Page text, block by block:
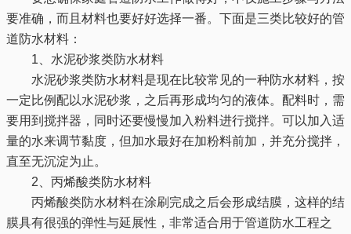
要准确，而且材料也要好好选择一番。下面是三类比较好的管
道防水材料：
1、水泥砂浆类防水材料
水泥砂浆类防水材料是现在比较常见的一种防水材料，按
一定比例配以水泥砂浆，之后再形成均匀的液体。配料时，需
要用到搅拌器，同时还要慢慢加入粉料进行搅拌。可以加入适
量的水来调节黏度，但加水最好在加粉料前加，并充分搅拌，
直至无沉淀为止。
2、丙烯酸类防水材料
丙烯酸类防水材料在涂刷完成之后会形成结膜，这样的结
膜具有很强的弹性与延展性，非常适合用于管道防水工程之